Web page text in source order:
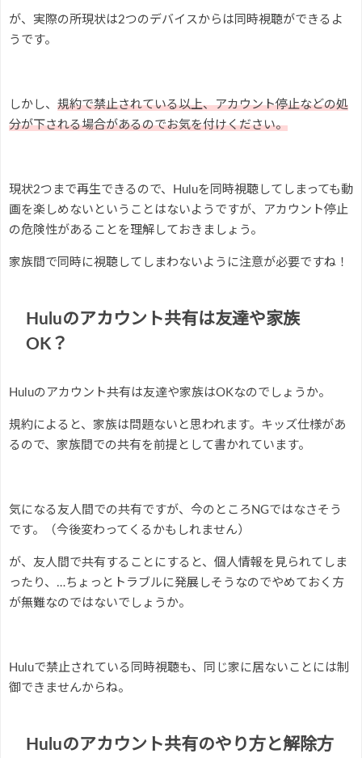
が、実際の所現状は2つのデバイスからは同時視聴ができるよ
うです。
しかし、 規約で禁止されている以上、アカウント停止などの処
分が下される場合があるのでお気を付けください。
現状2つまで再生できるので、Huluを同時視聴してしまっても動
画を楽しめないということはないようですが、アカウント停止
の危険性があることを理解しておきましょう。
家族間で同時に視聴してしまわないように注意が必要ですね！
Huluのアカウント共有は友達や家族
OK？
Huluのアカウント共有は友達や家族はOKなのでしょうか。
規約によると、家族は問題ないと思われます。キッズ仕様があ
るので、家族間での共有を前提として書かれています。
気になる友人間での共有ですが、今のところNGではなさそう
です。（今後変わってくるかもしれません）
が、友人間で共有することにすると、個人情報を見られてしま
ったり、…ちょっとトラブルに発展しそうなのでやめておく方
が無難なのではないでしょうか。
Huluで禁止されている同時視聴も、同じ家に居ないことには制
御できませんからね。
Huluのアカウント共有のやり方と解除方